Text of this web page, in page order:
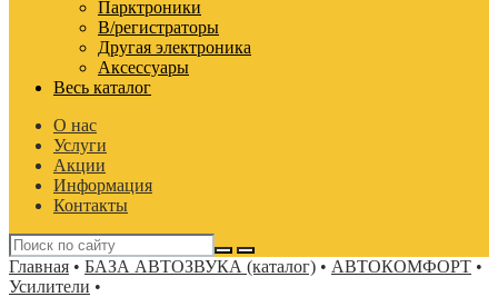
Парктроники
В/регистраторы
Другая электроника
Аксессуары
Весь каталог
О нас
Услуги
Акции
Информация
Контакты
Главная • БАЗА АВТОЗВУКА (каталог) • АВТОКОМФОРТ •
Усилители •